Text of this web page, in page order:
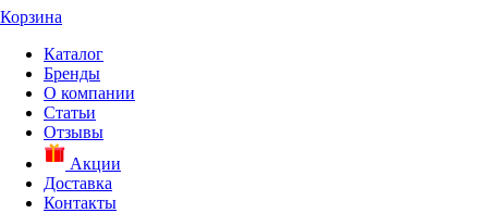
Корзина
Каталог
Бренды
О компании
Статьи
Отзывы
Акции
Доставка
Контакты